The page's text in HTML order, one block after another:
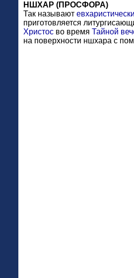
НШХАР (ПРОСФОРА)
Так называют
приготовляется
Христос во время Тайной
на поверхности ншхара с